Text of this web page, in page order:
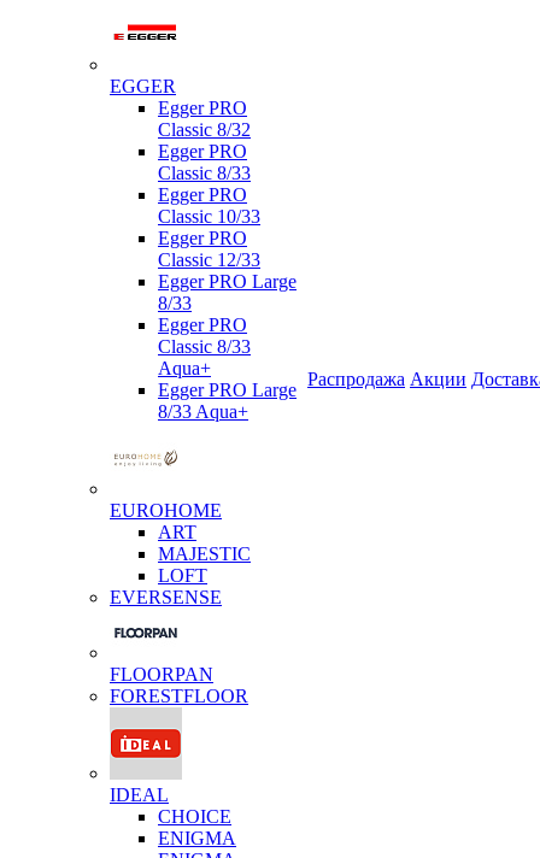
EGGER
Egger PRO
Classic 8/32
Egger PRO
Classic 8/33
Egger PRO
Classic 10/33
Egger PRO
Classic 12/33
Egger PRO Large
8/33
Egger PRO
Classic 8/33
Aqua+
Egger PRO Large
8/33 Aqua+
EUROHOME
ART
MAJESTIC
LOFT
EVERSENSE
FLOORPAN
FORESTFLOOR
IDEAL
CHOICE
ENIGMA
Распродажа Акции